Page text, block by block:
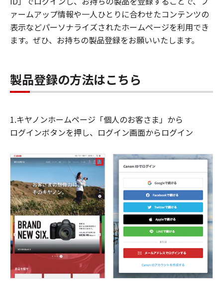
ァームアップ情報や一人ひとりに合わせたコンテンツの
表示などパーソナライズされたホームページを利用でき
ます。ぜひ、お持ちの製品登録をお願いいたします。
製品登録の方法はこちら
1.キヤノンホームページ「個人のお客さま」から
ログインボタンを押し、ログイン画面からログイン